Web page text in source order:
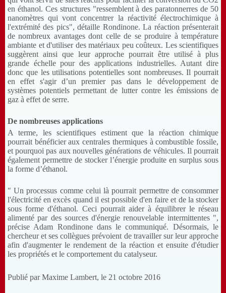
en éthanol. Ces structures "ressemblent à des paratonnerres de 50
nanomètres qui vont concentrer la réactivité électrochimique à
l'extrémité des pics", détaille Rondinone. La réaction présenterait
de nombreux avantages dont celle de se produire à température
ambiante et d'utiliser des matériaux peu coûteux. Les scientifiques
suggèrent ainsi que leur approche pourrait être utilisé à plus
grande échelle pour des applications industrielles. Autant dire
donc que les utilisations potentielles sont nombreuses. Il pourrait
en effet s'agir d’un premier pas dans le développement de
systèmes potentiels permettant de lutter contre les émissions de
gaz à effet de serre.
De nombreuses applications
A terme, les scientifiques estiment que la réaction chimique
pourrait bénéficier aux centrales thermiques à combustible fossile,
et pourquoi pas aux nouvelles générations de véhicules. Il pourrait
également permettre de stocker l’énergie produite en surplus sous
la forme d’éthanol.
" Un processus comme celui là pourrait permettre de consommer
l'électricité en excès quand il est possible d'en faire et de la stocker
sous forme d'éthanol. Ceci pourrait aider à équilibrer le réseau
alimenté par des sources d'énergie renouvelable intermittentes ",
précise Adam Rondinone dans le communiqué. Désormais, le
chercheur et ses collègues prévoient de travailler sur leur approche
afin d'augmenter le rendement de la réaction et ensuite d'étudier
les propriétés et le comportement du catalyseur.
Publié par Maxime Lambert, le 21 octobre 2016